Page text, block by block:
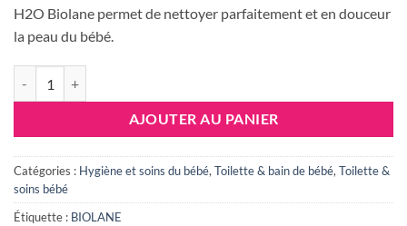
H2O Biolane permet de nettoyer parfaitement et en douceur
la peau du bébé.
AJOUTER AU PANIER
Catégories : Hygiène et soins du bébé,Toilette & bain de bébé,Toilette &
soins bébé
Étiquette : BIOLANE